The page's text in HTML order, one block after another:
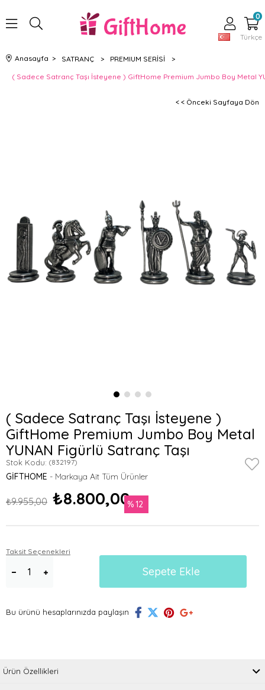
Türkçe
0
Anasayfa > SATRANÇ > PREMIUM SERİSİ
>
( Sadece Satranç Taşı İsteyene ) GiftHome Premium Jumbo Boy Metal
< < Önceki Sayfaya Dön
( Sadece Satranç Taşı İsteyene )
GiftHome Premium Jumbo Boy Metal
YUNAN Figürlü Satranç Taşı
Stok Kodu: (832197)
GIFTHOME
12
₺9.955,00 ₺8.800,00
Taksit Seçenekleri
Bu ürünü hesaplarınızda paylaşın
Ürün Özellikleri